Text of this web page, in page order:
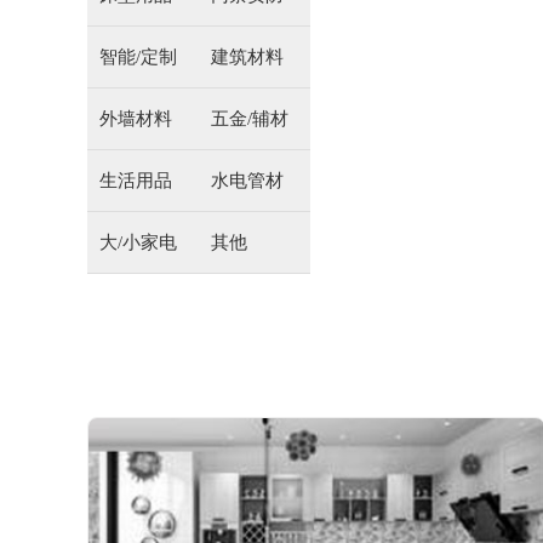
智能/定制 建筑材料
外墙材料 五金/辅材
生活用品 水电管材
大/小家电 其他